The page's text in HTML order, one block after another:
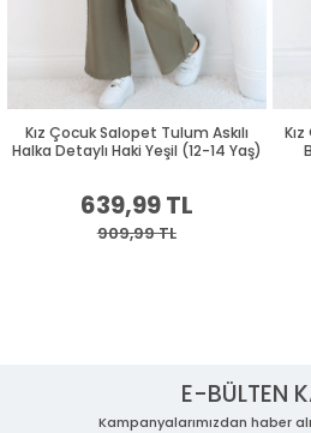
Kız Çocuk Salopet Tulum Askılı
Halka Detaylı Haki Yeşil (12-14 Yaş)
639,99 TL
909,99 TL
E-BÜLTEN
Kampanyalarımızdan haber